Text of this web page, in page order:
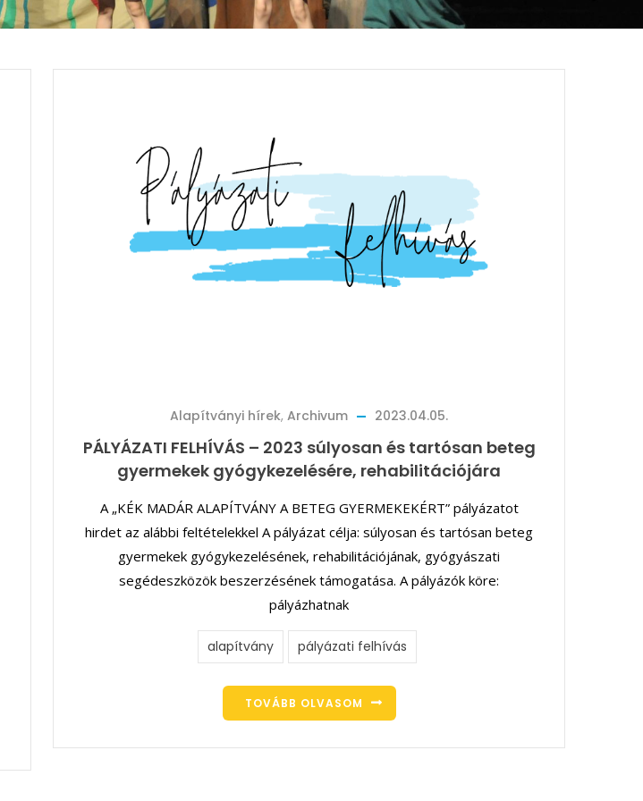
Alapítványi hírek, Archivum 2023.04.05.
PÁLYÁZATI FELHÍVÁS – 2023 súlyosan és tartósan beteg
gyermekek gyógykezelésére, rehabilitációjára
A „KÉK MADÁR ALAPÍTVÁNY A BETEG GYERMEKEKÉRT” pályázatot
hirdet az alábbi feltételekkel A pályázat célja: súlyosan és tartósan beteg
gyermekek gyógykezelésének, rehabilitációjának, gyógyászati
segédeszközök beszerzésének támogatása. A pályázók köre:
pályázhatnak
alapítvány pályázati felhívás
TOVÁBB OLVASOM